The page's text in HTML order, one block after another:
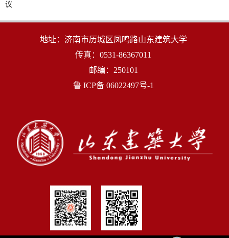
议
地址：济南市历城区凤鸣路山东建筑大学
传真：0531-86367011
邮编：250101
鲁 ICP备 06022497号-1